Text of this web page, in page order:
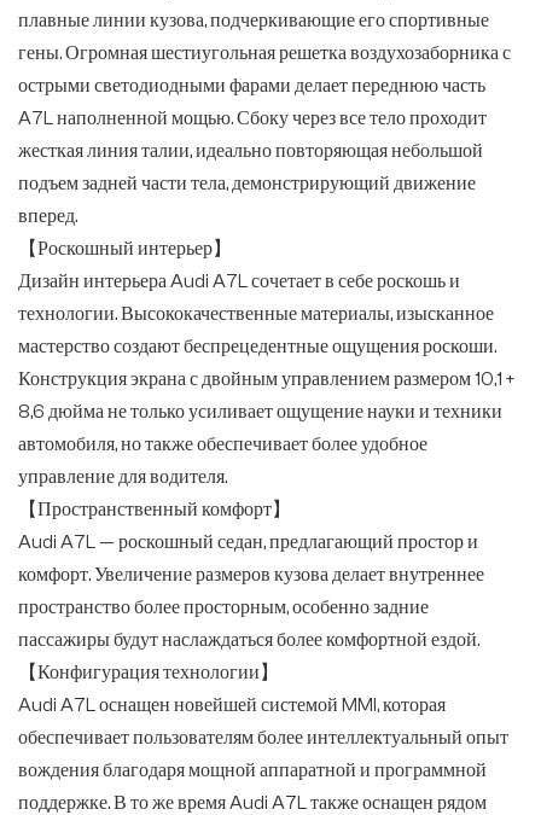
плавные линии кузова, подчеркивающие его спортивные
гены. Огромная шестиугольная решетка воздухозаборника с
острыми светодиодными фарами делает переднюю часть
A7L наполненной мощью. Сбоку через все тело проходит
жесткая линия талии, идеально повторяющая небольшой
подъем задней части тела, демонстрирующий движение
вперед.
【Роскошный интерьер】
Дизайн интерьера Audi A7L сочетает в себе роскошь и
технологии. Высококачественные материалы, изысканное
мастерство создают беспрецедентные ощущения роскоши.
Конструкция экрана с двойным управлением размером 10,1 +
8,6 дюйма не только усиливает ощущение науки и техники
автомобиля, но также обеспечивает более удобное
управление для водителя.
【Пространственный комфорт】
Audi A7L — роскошный седан, предлагающий простор и
комфорт. Увеличение размеров кузова делает внутреннее
пространство более просторным, особенно задние
пассажиры будут наслаждаться более комфортной ездой.
【Конфигурация технологии】
Audi A7L оснащен новейшей системой MMI, которая
обеспечивает пользователям более интеллектуальный опыт
вождения благодаря мощной аппаратной и программной
поддержке. В то же время Audi A7L также оснащен рядом